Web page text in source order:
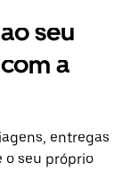
seu
a
entregas
o seu próprio